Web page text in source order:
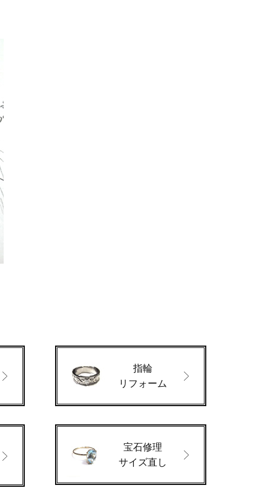
指輪
リフォーム
宝石修理
サイズ直し